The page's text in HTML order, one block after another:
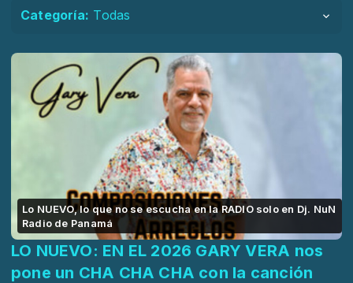
Categoría: Todas
Lo NUEVO, lo que no se escucha en la RADIO solo en Dj. NuN
Radio de Panamá
LO NUEVO: EN EL 2026 GARY VERA nos
pone un CHA CHA CHA con la canción